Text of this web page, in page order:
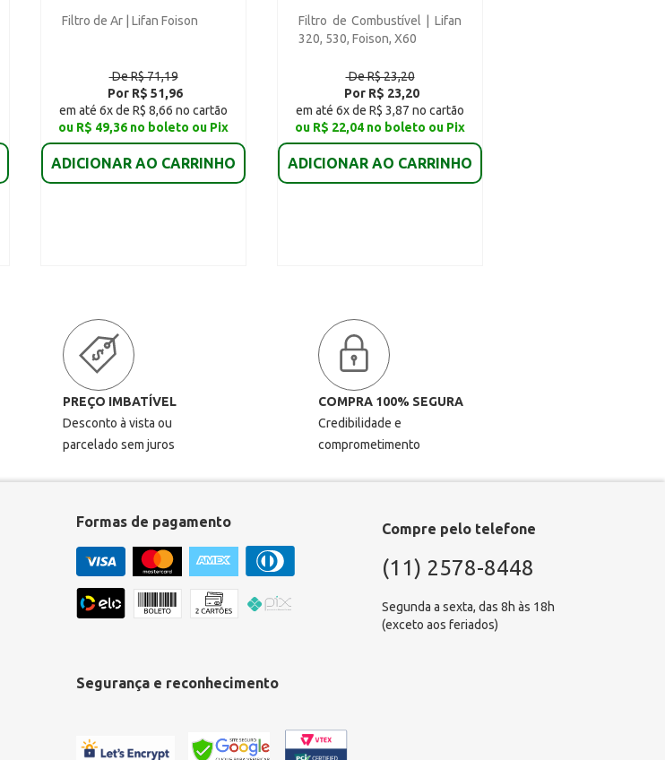
Filtro de Ar | Lifan Foison
De R$ 71,19
Por R$ 51,96
em até 6x de R$ 8,66 no cartão
ou R$ 49,36 no boleto ou Pix
ADICIONAR AO CARRINHO
Filtro de Combustível | Lifan
320, 530, Foison, X60
De R$ 23,20
Por R$ 23,20
em até 6x de R$ 3,87 no cartão
ou R$ 22,04 no boleto ou Pix
ADICIONAR AO CARRINHO
PREÇO IMBATÍVEL
Desconto à vista ou
parcelado sem juros
COMPRA 100% SEGURA
Credibilidade e
comprometimento
Formas de pagamento Compre pelo telefone
(11) 2578-8448
Segunda a sexta, das 8h às 18h
(exceto aos feriados)
Segurança e reconhecimento